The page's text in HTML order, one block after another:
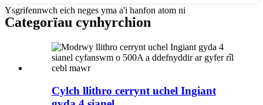
Ysgrifennwch eich neges yma a'i hanfon atom ni
Categorïau cynhyrchion
Cylch llithro cerrynt uchel Ingiant